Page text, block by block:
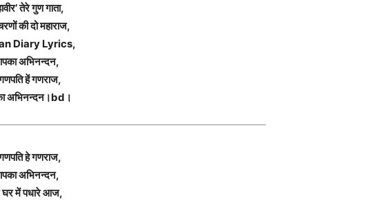
तेरे गुण गाता,
की दो महाराज,
Diary Lyrics,
अभिनन्दन,
हें गणराज,
अभिनन्दन।bd।
हे गणराज,
अभिनन्दन,
घर में पधारे आज,